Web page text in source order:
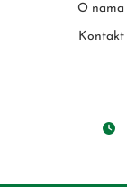
O nama
Kontakt